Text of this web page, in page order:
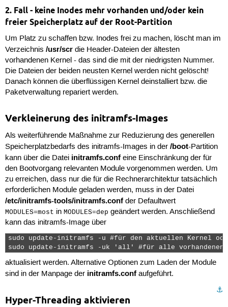
2. Fall - keine Inodes mehr vorhanden und/oder kein
freier Speicherplatz auf der Root-Partition
Um Platz zu schaffen bzw. Inodes frei zu machen, löscht man im
Verzeichnis /usr/scrdie Header-Dateien der ältesten
vorhandenen Kernel - das sind die mit der niedrigsten Nummer.
Die Dateien der beiden neusten Kernel werden nicht gelöscht!
Danach können die überflüssigen Kernel deinstalliert bzw. die
Paketverwaltung repariert werden.
Verkleinerung des initramfs-Images
Als weiterführende Maßnahme zur Reduzierung des generellen
Speicherplatzbedarfs des initramfs-Images in der /boot-Partition
kann über die Datei initramfs.confeine Einschränkung der für
den Bootvorgang relevanten Module vorgenommen werden. Um
zu erreichen, dass nur die für die Rechnerarchitektur tatsächlich
erforderlichen Module geladen werden, muss in der Datei
/etc/initramfs-tools/initramfs.confder Defaultwert
MODULES=most in MODULES=dep geändert werden. Anschließend
kann das initramfs-Image über
sudo update-initramfs -u #für den aktuellen Kernel
sudo update-initramfs -uk 'all' #für alle vorhandenen
aktualisiert werden. Alternative Optionen zum Laden der Module
sind in der Manpage der initramfs.confaufgeführt.
⚓︎
Hyper-Threading aktivieren